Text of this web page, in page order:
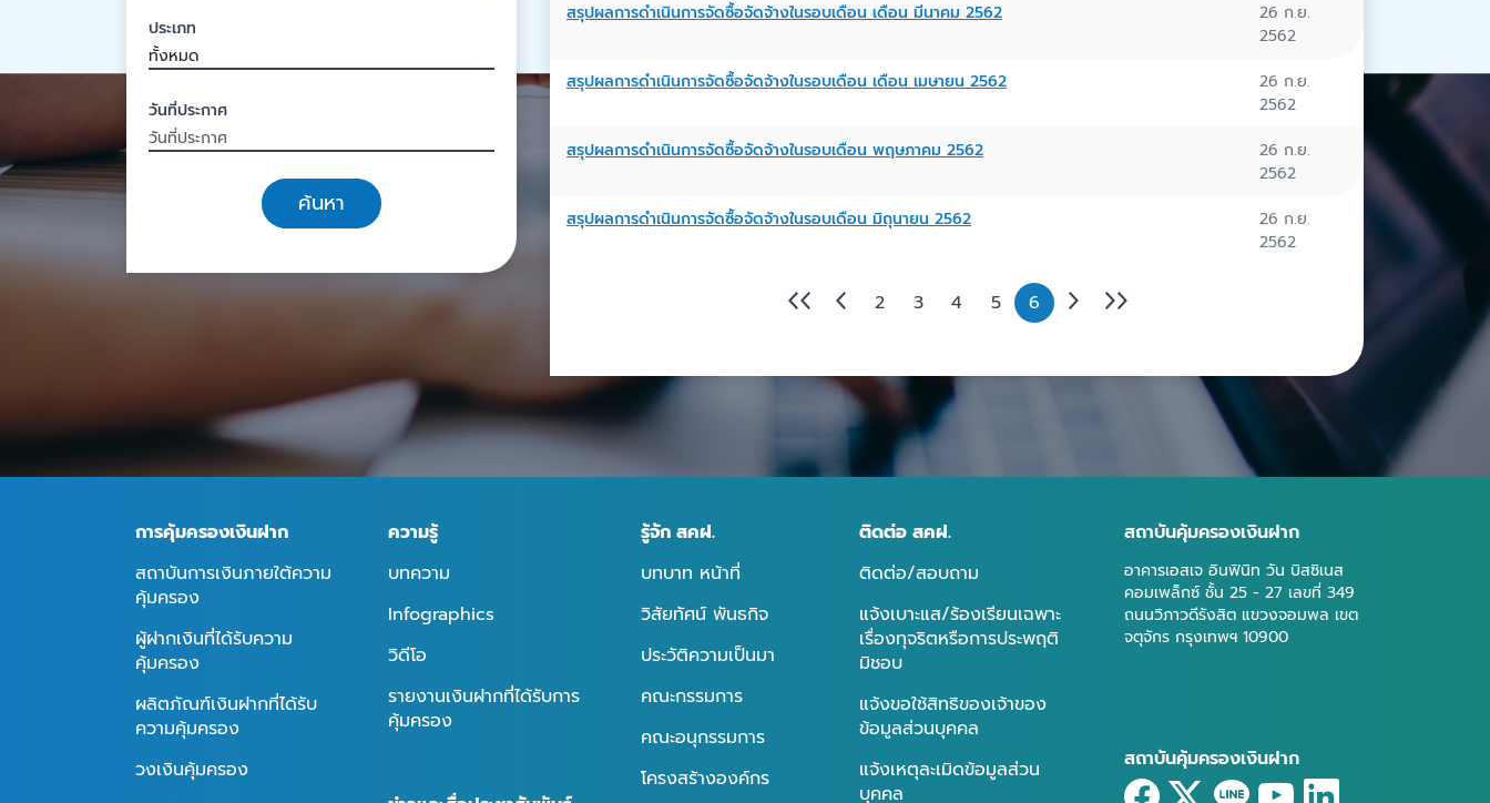
ประเภท
วันที่ประกาศ
ค้นหา
สรุปผลการดำเนินการจัดซื้อจัดจ้างในรอบเดือน เดือน มีนาคม 2562
26 ก.ย.
2562
สรุปผลการดำเนินการจัดซื้อจัดจ้างในรอบเดือน เดือน เมษายน 2562
26 ก.ย.
2562
สรุปผลการดำเนินการจัดซื้อจัดจ้างในรอบเดือน พฤษภาคม 2562
26 ก.ย.
2562
สรุปผลการดำเนินการจัดซื้อจัดจ้างในรอบเดือน มิถุนายน 2562
26 ก.ย.
2562
2 3 4 5 6
การคุ้มครองเงินฝาก
สถาบันการเงินภายใต้ความ
คุ้มครอง
ผู้ฝากเงินที่ได้รับความ
คุ้มครอง
ผลิตภัณฑ์เงินฝากที่ได้รับ
ความคุ้มครอง
วงเงินคุ้มครอง
ความรู้
บทความ
Infographics
วิดีโอ
รายงานเงินฝากที่ได้รับการ
คุ้มครอง
รู้จัก สคฝ.
บทบาท หน้าที่
วิสัยทัศน์ พันธกิจ
ประวัติความเป็นมา
คณะกรรมการ
คณะอนุกรรมการ
โครงสร้างองค์กร
ติดต่อ สคฝ.
ติดต่อ/สอบถาม
แจ้งเบาะแส/ร้องเรียนเฉพาะ
เรื่องทุจริตหรือการประพฤติ
มิชอบ
แจ้งขอใช้สิทธิของเจ้าของ
ข้อมูลส่วนบุคคล
แจ้งเหตุละเมิดข้อมูลส่วน
บุคคล
สถาบันคุ้มครองเงินฝาก
อาคารเอสเจ อินฟินิท วัน บิสซิเนส
คอมเพล็กซ์ ชั้น 25 - 27 เลขที่ 349
ถนนวิภาวดีรังสิต แขวงจอมพล เขต
จตุจักร กรุงเทพฯ 10900
สถาบันคุ้มครองเงินฝาก